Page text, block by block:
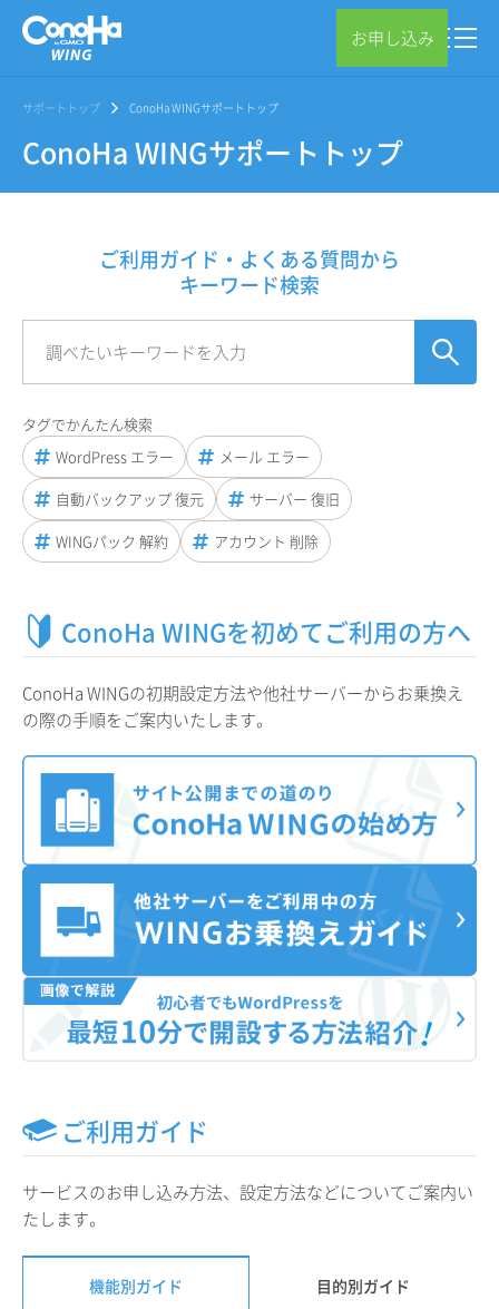
お申し込み
サポートトップ ConoHa WINGサポートトップ
ConoHa WINGサポートトップ
ご利用ガイド・よくある質問から
キーワード検索
タグでかんたん検索
WordPress エラー
メール エラー
自動バックアップ 復元
サーバー 復旧
WINGパック 解約
アカウント 削除
ConoHa WINGを初めてご利用の方へ
ConoHa WINGの初期設定方法や他社サーバーからお乗換え
の際の手順をご案内いたします。
ご利用ガイド
サービスのお申し込み方法、設定方法などについてご案内い
たします。
機能別ガイド 目的別ガイド